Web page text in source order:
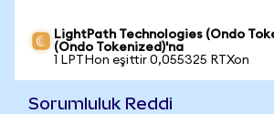
LightPath Technologies (Ondo
(Ondo Tokenized)'na
1 LPTHon eşittir 0,055325 RTXon
Sorumluluk Reddi